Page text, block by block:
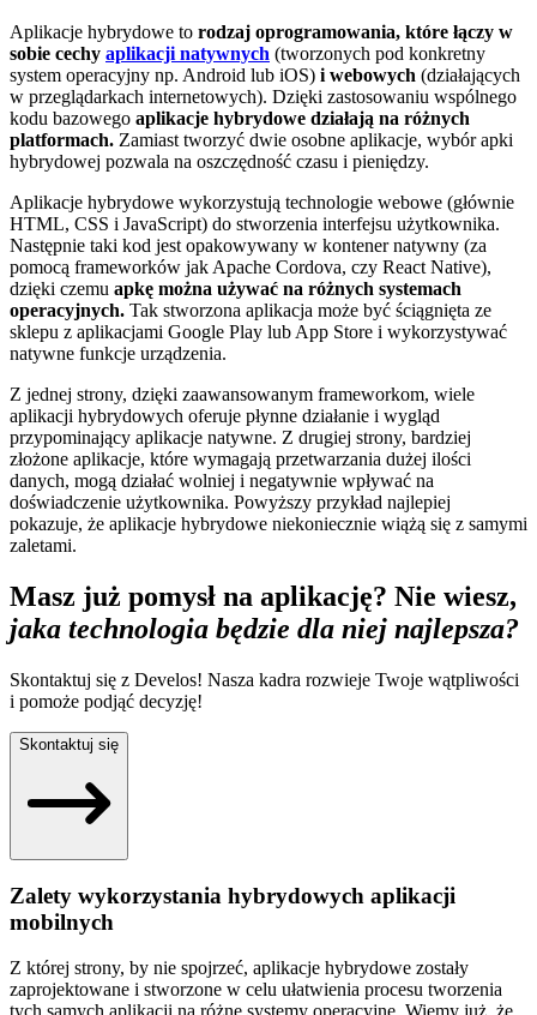
Aplikacje hybrydowe to rodzaj oprogramowania, które łączy w
sobie cechy aplikacji natywnych (tworzonych pod konkretny
system operacyjny np. Android lub iOS) i webowych (działających
w przeglądarkach internetowych). Dzięki zastosowaniu wspólnego
kodu bazowego aplikacje hybrydowe działają na różnych
platformach. Zamiast tworzyć dwie osobne aplikacje, wybór apki
hybrydowej pozwala na oszczędność czasu i pieniędzy.
Aplikacje hybrydowe wykorzystują technologie webowe (głównie
HTML, CSS i JavaScript) do stworzenia interfejsu użytkownika.
Następnie taki kod jest opakowywany w kontener natywny (za
pomocą frameworków jak Apache Cordova, czy React Native),
dzięki czemu apkę można używać na różnych systemach
operacyjnych. Tak stworzona aplikacja może być ściągnięta ze
sklepu z aplikacjami Google Play lub App Store i wykorzystywać
natywne funkcje urządzenia.
Z jednej strony, dzięki zaawansowanym frameworkom, wiele
aplikacji hybrydowych oferuje płynne działanie i wygląd
przypominający aplikacje natywne. Z drugiej strony, bardziej
złożone aplikacje, które wymagają przetwarzania dużej ilości
danych, mogą działać wolniej i negatywnie wpływać na
doświadczenie użytkownika. Powyższy przykład najlepiej
pokazuje, że aplikacje hybrydowe niekoniecznie wiążą się z samymi
zaletami.
Masz już pomysł na aplikację? Nie wiesz,
jaka technologia będzie dla niej najlepsza?
Skontaktuj się z Develos! Nasza kadra rozwieje Twoje wątpliwości
i pomoże podjąć decyzję!
Skontaktuj się
Zalety wykorzystania hybrydowych aplikacji
mobilnych
Z której strony, by nie spojrzeć, aplikacje hybrydowe zostały
zaprojektowane i stworzone w celu ułatwienia procesu tworzenia